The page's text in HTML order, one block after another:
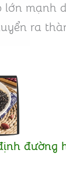
lớn mạnh
ra
đường